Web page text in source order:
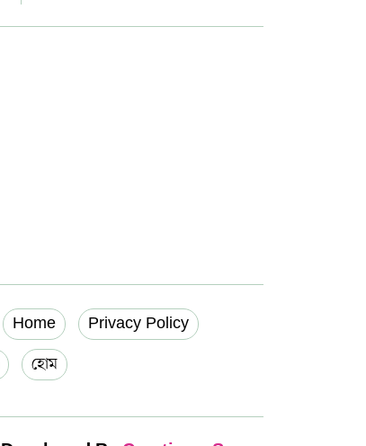
Home
Privacy Policy
হোম